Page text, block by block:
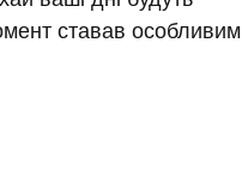
ставав особливим